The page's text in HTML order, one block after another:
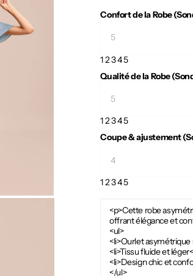
Confort de la Robe
12345
Qualité de la Robe
12345
Coupe & ajustement
12345
<p>Cette robe
offrant élégance et
<ul>
<li>Ourlet asymétrique
<li>Tissu fluide et
<li>Design chic et
</ul>